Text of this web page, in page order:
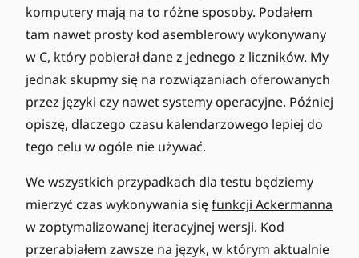
komputery mają na to różne sposoby. Podałem
tam nawet prosty kod asemblerowy wykonywany
w C, który pobierał dane z jednego z liczników. My
jednak skupmy się na rozwiązaniach oferowanych
przez języki czy nawet systemy operacyjne. Później
opiszę, dlaczego czasu kalendarzowego lepiej do
tego celu w ogóle nie używać.
We wszystkich przypadkach dla testu będziemy
mierzyć czas wykonywania sięfunkcji Ackermanna
w zoptymalizowanej iteracyjnej wersji. Kod
przerabiałem zawsze na język, w którym aktualnie